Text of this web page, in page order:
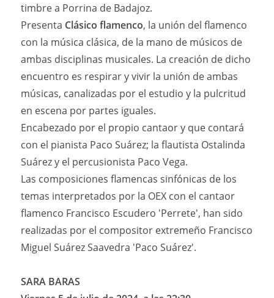
timbre a Porrina de Badajoz.
Presenta Clásico flamenco, la unión del flamenco
con la música clásica, de la mano de músicos de
ambas disciplinas musicales. La creación de dicho
encuentro es respirar y vivir la unión de ambas
músicas, canalizadas por el estudio y la pulcritud
en escena por partes iguales.
Encabezado por el propio cantaor y que contará
con el pianista Paco Suárez; la flautista Ostalinda
Suárez y el percusionista Paco Vega.
Las composiciones flamencas sinfónicas de los
temas interpretados por la OEX con el cantaor
flamenco Francisco Escudero 'Perrete', han sido
realizadas por el compositor extremeño Francisco
Miguel Suárez Saavedra 'Paco Suárez'.
SARA BARAS